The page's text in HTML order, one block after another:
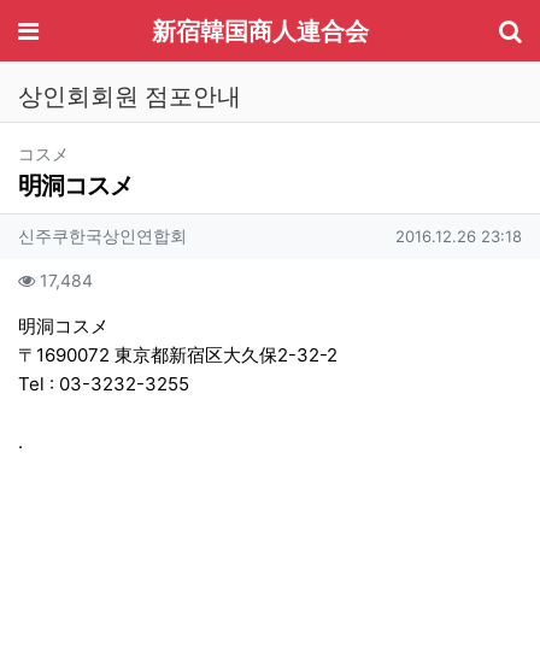
메뉴 新宿韓国商人連合会
상인회회원 점포안내
コスメ
明洞コスメ
작성자 정보
신주쿠한국상인연합회 작성일
2016.12.26 23:18
컨텐츠 정보
17,484
본문
明洞コスメ
〒1690072 東京都新宿区大久保2-32-2
Tel : 03-3232-3255
.